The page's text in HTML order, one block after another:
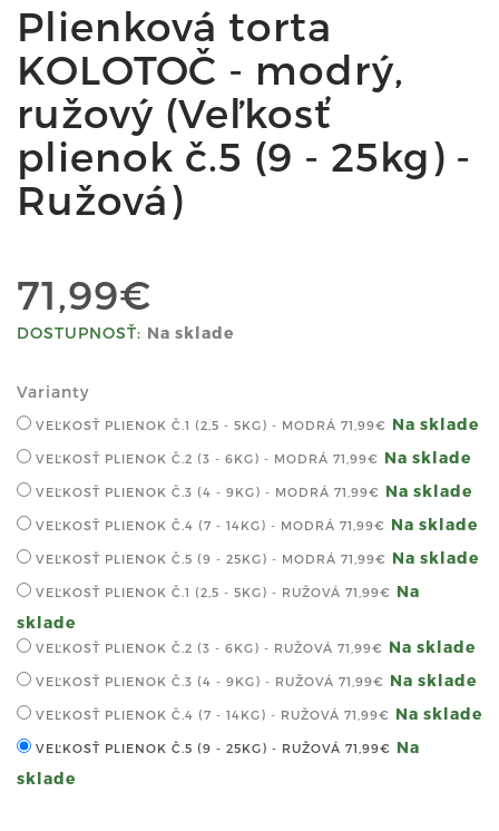
Plienková torta
KOLOTOČ - modrý,
ružový (Veľkosť
plienok č.5 (9 - 25kg) -
Ružová)
71,99€
DOSTUPNOSŤ: Na sklade
Varianty
VEĽKOSŤ PLIENOK Č.1 (2,5 - 5KG) - MODRÁ 71,99€ Na sklade
VEĽKOSŤ PLIENOK Č.2 (3 - 6KG) - MODRÁ 71,99€ Na sklade
VEĽKOSŤ PLIENOK Č.3 (4 - 9KG) - MODRÁ 71,99€ Na sklade
VEĽKOSŤ PLIENOK Č.4 (7 - 14KG) - MODRÁ 71,99€ Na sklade
VEĽKOSŤ PLIENOK Č.5 (9 - 25KG) - MODRÁ 71,99€ Na sklade
VEĽKOSŤ PLIENOK Č.1 (2,5 - 5KG) - RUŽOVÁ 71,99€
Na
sklade
VEĽKOSŤ PLIENOK Č.2 (3 - 6KG) - RUŽOVÁ 71,99€ Na sklade
VEĽKOSŤ PLIENOK Č.3 (4 - 9KG) - RUŽOVÁ 71,99€ Na sklade
VEĽKOSŤ PLIENOK Č.4 (7 - 14KG) - RUŽOVÁ 71,99€ Na sklade
VEĽKOSŤ PLIENOK Č.5 (9 - 25KG) - RUŽOVÁ 71,99€ Na
sklade